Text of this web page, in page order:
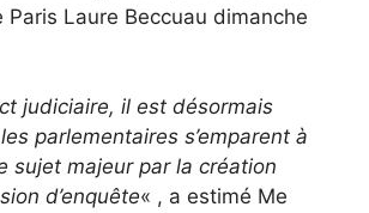
Paris Laure Beccuau dimanche
judiciaire, il est désormais
parlementaires s’emparent à
sujet majeur par la création
d’enquête« , a estimé Me